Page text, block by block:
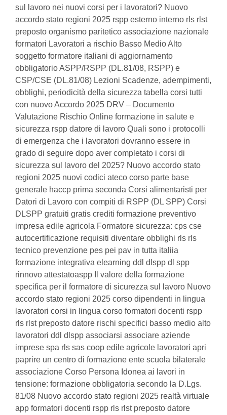
sul lavoro nei nuovi corsi per i lavoratori? Nuovo
accordo stato regioni 2025 rspp esterno interno rls rlst
preposto organismo paritetico associazione nazionale
formatori Lavoratori a rischio Basso Medio Alto
soggetto formatore italiani di aggiornamento
obbligatorio ASPP/RSPP (DL.81/08, RSPP) e
CSP/CSE (DL.81/08) Lezioni Scadenze, adempimenti,
obblighi, periodicità della sicurezza tabella corsi tutti
con nuovo Accordo 2025 DRV – Documento
Valutazione Rischio Online formazione in salute e
sicurezza rspp datore di lavoro Quali sono i protocolli
di emergenza che i lavoratori dovranno essere in
grado di seguire dopo aver completato i corsi di
sicurezza sul lavoro del 2025? Nuovo accordo stato
regioni 2025 nuovi codici ateco corso parte base
generale haccp prima seconda Corsi alimentaristi per
Datori di Lavoro con compiti di RSPP (DL SPP) Corsi
DLSPP gratuiti gratis crediti formazione preventivo
impresa edile agricola Formatore sicurezza: cps cse
autocertificazione requisiti diventare obblighi rls rls
tecnico prevenzione pes pei pav in tutta italiia
formazione integrativa elearning ddl dlspp dl spp
rinnovo attestatoaspp Il valore della formazione
specifica per il formatore di sicurezza sul lavoro Nuovo
accordo stato regioni 2025 corso dipendenti in lingua
lavoratori corsi in lingua corso formatori docenti rspp
rls rlst preposto datore rischi specifici basso medio alto
lavoratori ddl dlspp associarsi associare aziende
imprese spa rls sas coop edile agricole lavoratori apri
paprire un centro di formazione ente scuola bilaterale
associazione Corso Persona Idonea ai lavori in
tensione: formazione obbligatoria secondo la D.Lgs.
81/08 Nuovo accordo stato regioni 2025 realtà virtuale
app formatori docenti rspp rls rlst preposto datore